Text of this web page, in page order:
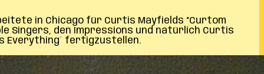
in Chicago für Curtis Mayfields “Curtom
Singers, den Impressions und natürlich Curtis
Everything´ fertigzustellen.